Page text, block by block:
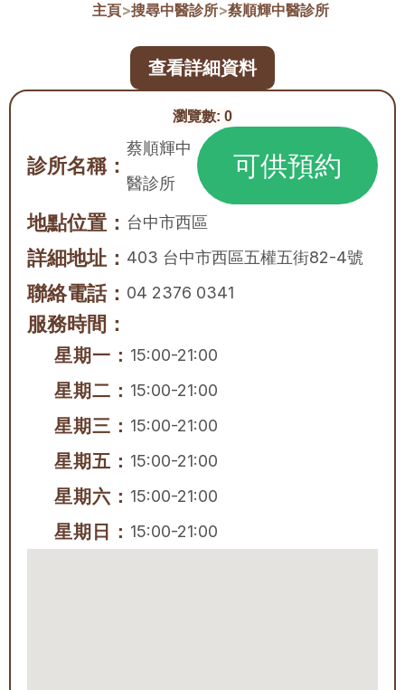
主頁>搜尋中醫診所>蔡順輝中醫診所
瀏覽數: 0
診所名稱：
蔡順輝中
醫診所
可供預約
地點位置： 台中市西區
詳細地址： 403 台中市西區五權五街82-4號
聯絡電話： 04 2376 0341
服務時間：
星期一： 15:00-21:00
星期二： 15:00-21:00
星期三： 15:00-21:00
星期五： 15:00-21:00
星期六： 15:00-21:00
星期日： 15:00-21:00
查看詳細資料